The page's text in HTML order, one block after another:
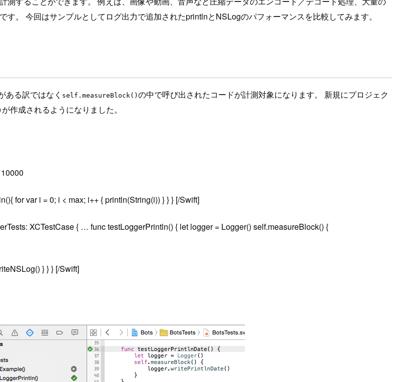
。 今回はサンプルとしてログ出力で追加されたprintlnとNSLogのパフォーマンスを比較してみます。
ある訳ではなく self.measureBlock() の中で呼び出されたコードが計測対象になります。 新規にプロジェク
が作成されるようになりました。
for var i = 0; i < max; i++ { println(String(i)) } } } [/Swift]
XCTestCase { … func testLoggerPrintln() { let logger = Logger() self.measureBlock() {
} } } [/Swift]